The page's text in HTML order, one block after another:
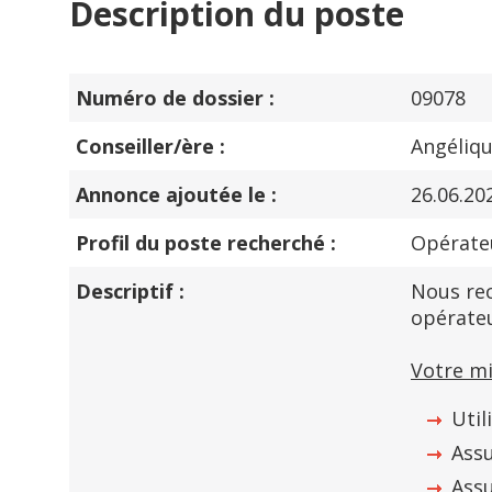
Description du poste
Numéro de dossier :
09078
Conseiller/ère :
Annonce ajoutée le :
Profil du poste recherché :
Descriptif :
Nous
Votre